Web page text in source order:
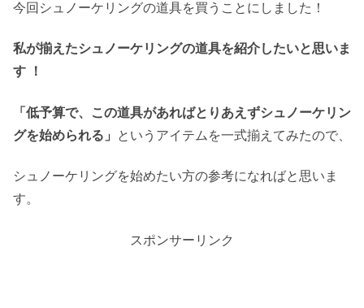
今回シュノーケリングの道具を買うことにしました！
私が揃えたシュノーケリングの道具を紹介したいと思いま
す ！
「低予算で、この道具があればとりあえずシュノーケリン
グを始められる」
というアイテムを一式揃えてみたので、
シュノーケリングを始めたい方の参考になればと思いま
す。
スポンサーリンク